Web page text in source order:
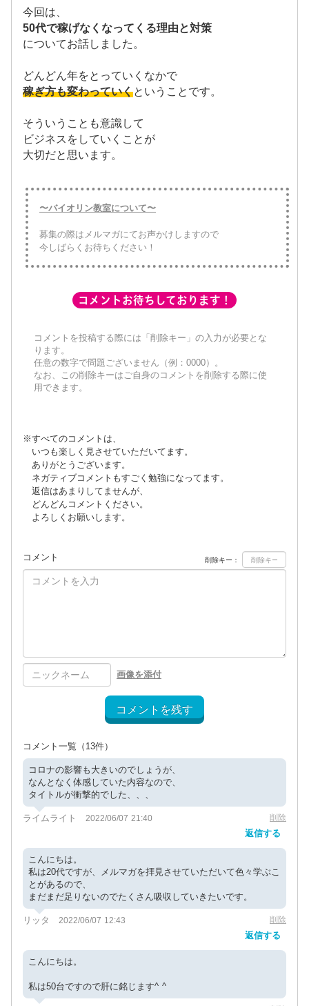
今回は、
50代で稼げなくなってくる理由と対策
についてお話しました。
どんどん年をとっていくなかで
稼ぎ方も変わっていくということです。
そういうことも意識して
ビジネスをしていくことが
大切だと思います。
〜バイオリン教室について〜
募集の際はメルマガにてお声かけしますので
今しばらくお待ちください！
コメントお待ちしております！
コメントを投稿する際には「削除キー」の入力が必要とな
ります。
任意の数字で問題ございません（例：0000）。
なお、この削除キーはご自身のコメントを削除する際に使
用できます。
※すべてのコメントは、
いつも楽しく見させていただいてます。
ありがとうございます。
ネガティブコメントもすごく勉強になってます。
返信はあまりしてませんが、
どんどんコメントください。
よろしくお願いします。
コメント 削除キー：
画像を添付
コメントを残す
コメント一覧 （13件）
コロナの影響も大きいのでしょうが、
なんとなく体感していた内容なので、
タイトルが衝撃的でした、、、
ライムライト 2022/06/07 21:40 削除
返信する
こんにちは。
私は20代ですが、メルマガを拝見させていただいて色々学ぶこ
とがあるので、
まだまだ足りないのでたくさん吸収していきたいです。
リッタ 2022/06/07 12:43 削除
返信する
こんにちは。
私は50台ですので肝に銘じます^ ^